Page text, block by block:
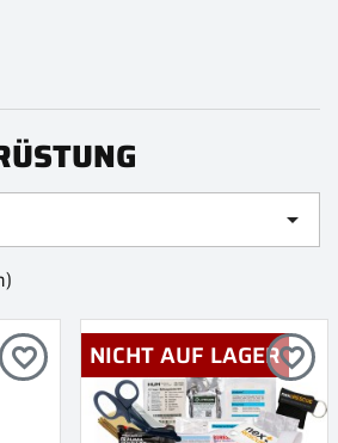

favorite_border NICHT AUF LAGERfavorite_border